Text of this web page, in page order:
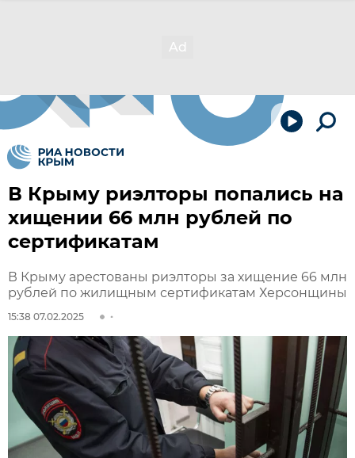
В Крыму риэлторы попались на
хищении 66 млн рублей по
сертификатам
В Крыму арестованы риэлторы за хищение 66 млн
рублей по жилищным сертификатам Херсонщины
15:38 07.02.2025